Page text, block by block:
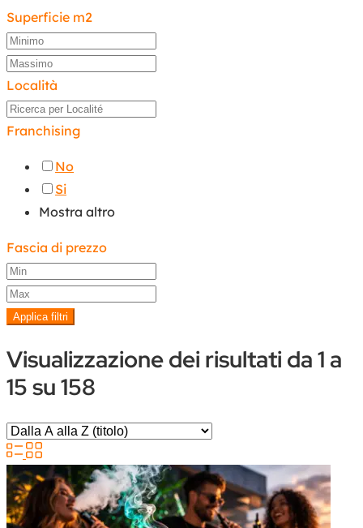
Superficie m2
Località
Franchising
No
Si
Mostra altro
Fascia di prezzo
Applica filtri
Visualizzazione dei risultati da 1 a
15 su 158